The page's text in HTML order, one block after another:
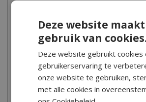
Heb je meer vragen over het bestellen,
hierde veelgestelde vragen bekijken.
uit? Dan kun je altijd contact opnemen met
contactformulier
*Is alleen geldig op tuinsets, loungesets,
tuinbanken, ligbanken, parasols,
Deze website maakt
gebruik van
Deze website gebruikt cookies
gebruikerservaring te
onze website te gebruiken,
met alle cookies in